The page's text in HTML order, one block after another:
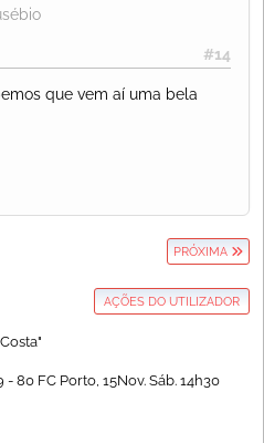
#14
que vem aí uma bela
PRÓXIMA
AÇÕES DO UTILIZADOR
- 80 FC Porto, 15Nov. Sáb. 14h30